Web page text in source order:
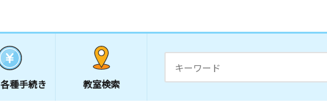
各種手続き 教室検索